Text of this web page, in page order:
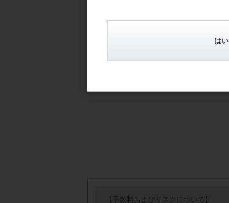
ない人の格差が広がってゆくであろう。
【手数料およびリスクについて】
はい